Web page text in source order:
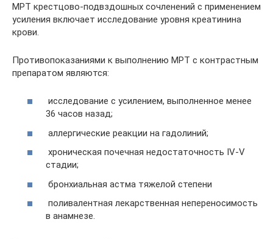
МРТ крестцово-подвздошных сочленений с применением
усиления включает исследование уровня креатинина
крови.
Противопоказаниями к выполнению МРТ с контрастным
препаратом являются:
исследование с усилением, выполненное менее
36 часов назад;
аллергические реакции на гадолиний;
хроническая почечная недостаточность IV-V
стадии;
бронхиальная астма тяжелой степени
поливалентная лекарственная непереносимость
в анамнезе.